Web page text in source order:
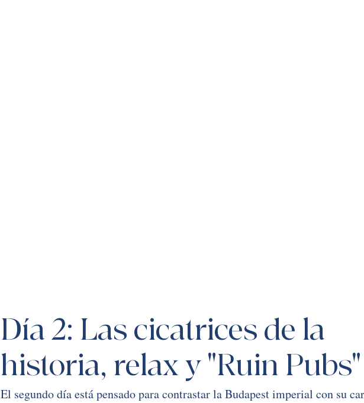
Día 2: Las cicatrices de la
historia, relax y "Ruin Pubs"
El segundo día está pensado para contrastar la Budapest imperial con su